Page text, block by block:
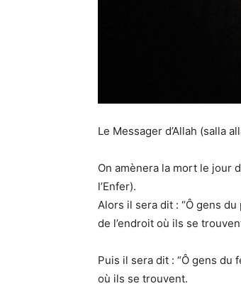
Le Messager d’Allah (salla
On amènera la mort le jour
l’Enfer).
Alors il sera dit : “Ô gens
de l’endroit où ils se
Puis il sera dit : “Ô gens du
où ils se trouvent.